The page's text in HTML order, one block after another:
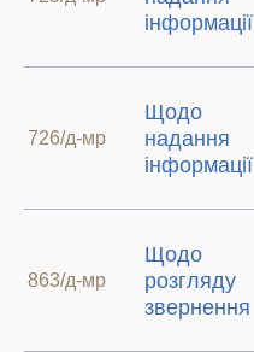
інформації
726/д-мр
Щодо
надання
інформації
863/д-мр
Щодо
розгляду
звернення